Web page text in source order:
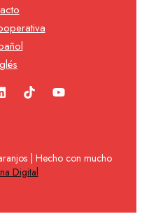
| Hecho con mucho
Digital